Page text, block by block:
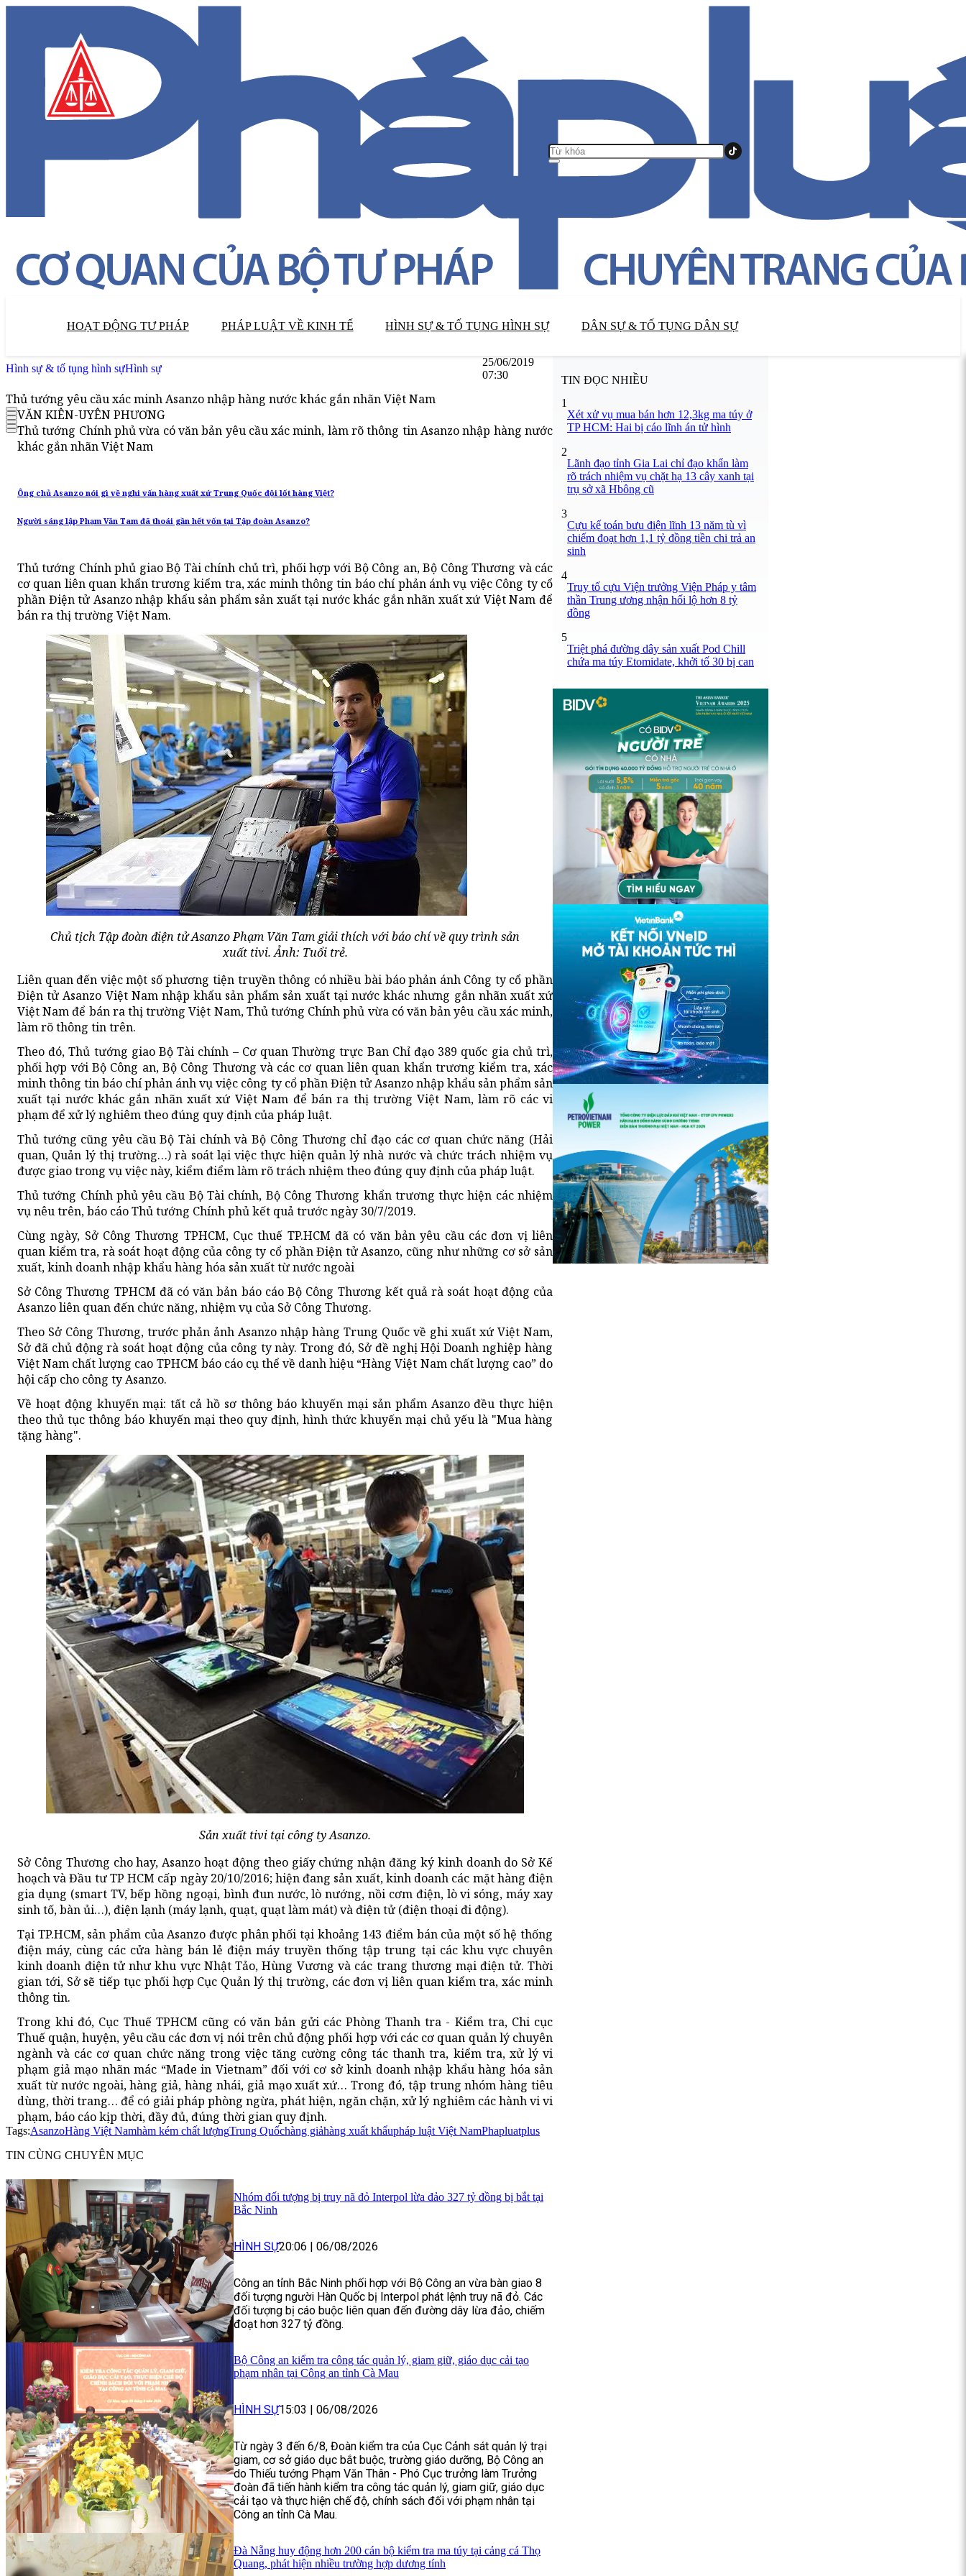
HOẠT ĐỘNG TƯ PHÁP PHÁP LUẬT VỀ KINH TẾ HÌNH SỰ & TỐ TỤNG HÌNH SỰ DÂN SỰ & TỐ TỤNG DÂN SỰ
Hình sự & tố tụng hình sựHình sự
25/06/2019
07:30
Thủ tướng yêu cầu xác minh Asanzo nhập hàng nước khác gắn nhãn Việt Nam
VĂN KIÊN-UYÊN PHƯƠNG
Thủ tướng Chính phủ vừa có văn bản yêu cầu xác minh, làm rõ thông tin Asanzo nhập hàng nước
khác gắn nhãn Việt Nam
Ông chủ Asanzo nói gì về nghi vấn hàng xuất xứ Trung Quốc đội lốt hàng Việt?
Người sáng lập Phạm Văn Tam đã thoái gần hết vốn tại Tập đoàn Asanzo?
Thủ tướng Chính phủ giao Bộ Tài chính chủ trì, phối hợp với Bộ Công an, Bộ Công Thương và các
cơ quan liên quan khẩn trương kiểm tra, xác minh thông tin báo chí phản ánh vụ việc Công ty cổ
phần Điện tử Asanzo nhập khẩu sản phẩm sản xuất tại nước khác gắn nhãn xuất xứ Việt Nam để
bán ra thị trường Việt Nam.
Chủ tịch Tập đoàn điện tử Asanzo Phạm Văn Tam giải thích với báo chí về quy trình sản
xuất tivi. Ảnh: Tuổi trẻ.
Liên quan đến việc một số phương tiện truyền thông có nhiều bài báo phản ánh Công ty cổ phần
Điện tử Asanzo Việt Nam nhập khẩu sản phẩm sản xuất tại nước khác nhưng gắn nhãn xuất xứ
Việt Nam để bán ra thị trường Việt Nam, Thủ tướng Chính phủ vừa có văn bản yêu cầu xác minh,
làm rõ thông tin trên.
Theo đó, Thủ tướng giao Bộ Tài chính – Cơ quan Thường trực Ban Chỉ đạo 389 quốc gia chủ trì,
phối hợp với Bộ Công an, Bộ Công Thương và các cơ quan liên quan khẩn trương kiểm tra, xác
minh thông tin báo chí phản ánh vụ việc công ty cổ phần Điện tử Asanzo nhập khẩu sản phẩm sản
xuất tại nước khác gắn nhãn xuất xứ Việt Nam để bán ra thị trường Việt Nam, làm rõ các vi
phạm để xử lý nghiêm theo đúng quy định của pháp luật.
Thủ tướng cũng yêu cầu Bộ Tài chính và Bộ Công Thương chỉ đạo các cơ quan chức năng (Hải
quan, Quản lý thị trường…) rà soát lại việc thực hiện quản lý nhà nước và chức trách nhiệm vụ
được giao trong vụ việc này, kiểm điểm làm rõ trách nhiệm theo đúng quy định của pháp luật.
Thủ tướng Chính phủ yêu cầu Bộ Tài chính, Bộ Công Thương khẩn trương thực hiện các nhiệm
vụ nêu trên, báo cáo Thủ tướng Chính phủ kết quả trước ngày 30/7/2019.
Cùng ngày, Sở Công Thương TPHCM, Cục thuế TP.HCM đã có văn bản yêu cầu các đơn vị liên
quan kiểm tra, rà soát hoạt động của công ty cổ phần Điện tử Asanzo, cũng như những cơ sở sản
xuất, kinh doanh nhập khẩu hàng hóa sản xuất từ nước ngoài
Sở Công Thương TPHCM đã có văn bản báo cáo Bộ Công Thương kết quả rà soát hoạt động của
Asanzo liên quan đến chức năng, nhiệm vụ của Sở Công Thương.
Theo Sở Công Thương, trước phản ảnh Asanzo nhập hàng Trung Quốc về ghi xuất xứ Việt Nam,
Sở đã chủ động rà soát hoạt động của công ty này. Trong đó, Sở đề nghị Hội Doanh nghiệp hàng
Việt Nam chất lượng cao TPHCM báo cáo cụ thể về danh hiệu “Hàng Việt Nam chất lượng cao” do
hội cấp cho công ty Asanzo.
Về hoạt động khuyến mại: tất cả hồ sơ thông báo khuyến mại sản phẩm Asanzo đều thực hiện
theo thủ tục thông báo khuyến mại theo quy định, hình thức khuyến mại chủ yếu là "Mua hàng
tặng hàng".
Sản xuất tivi tại công ty Asanzo.
Sở Công Thương cho hay, Asanzo hoạt động theo giấy chứng nhận đăng ký kinh doanh do Sở Kế
hoạch và Đầu tư TP HCM cấp ngày 20/10/2016; hiện đang sản xuất, kinh doanh các mặt hàng điện
gia dụng (smart TV, bếp hồng ngoại, bình đun nước, lò nướng, nồi cơm điện, lò vi sóng, máy xay
sinh tố, bàn ủi…), điện lạnh (máy lạnh, quạt, quạt làm mát) và điện tử (điện thoại đi động).
Tại TP.HCM, sản phẩm của Asanzo được phân phối tại khoảng 143 điểm bán của một số hệ thống
điện máy, cùng các cửa hàng bán lẻ điện máy truyền thống tập trung tại các khu vực chuyên
kinh doanh điện tử như khu vực Nhật Tảo, Hùng Vương và các trang thương mại điện tử. Thời
gian tới, Sở sẽ tiếp tục phối hợp Cục Quản lý thị trường, các đơn vị liên quan kiểm tra, xác minh
thông tin.
Trong khi đó, Cục Thuế TPHCM cũng có văn bản gửi các Phòng Thanh tra - Kiểm tra, Chi cục
Thuế quận, huyện, yêu cầu các đơn vị nói trên chủ động phối hợp với các cơ quan quản lý chuyên
ngành và các cơ quan chức năng trong việc tăng cường công tác thanh tra, kiểm tra, xử lý vi
phạm giả mạo nhãn mác “Made in Vietnam” đối với cơ sở kinh doanh nhập khẩu hàng hóa sản
xuất từ nước ngoài, hàng giả, hàng nhái, giả mạo xuất xứ… Trong đó, tập trung nhóm hàng tiêu
dùng, thời trang… để có giải pháp phòng ngừa, phát hiện, ngăn chặn, xử lý nghiêm các hành vi vi
phạm, báo cáo kịp thời, đầy đủ, đúng thời gian quy định.
Tags:AsanzoHàng Việt Namhàm kém chất lượngTrung Quốchàng giảhàng xuất khẩupháp luật Việt NamPhapluatplus
TIN CÙNG CHUYÊN MỤC
Nhóm đối tượng bị truy nã đỏ Interpol lừa đảo 327 tỷ đồng bị bắt tại
Bắc Ninh
HÌNH SỰ20:06 | 06/08/2026
Công an tỉnh Bắc Ninh phối hợp với Bộ Công an vừa bàn giao 8
đối tượng người Hàn Quốc bị Interpol phát lệnh truy nã đỏ. Các
đối tượng bị cáo buộc liên quan đến đường dây lừa đảo, chiếm
đoạt hơn 327 tỷ đồng.
Bộ Công an kiểm tra công tác quản lý, giam giữ, giáo dục cải tạo
phạm nhân tại Công an tỉnh Cà Mau
HÌNH SỰ15:03 | 06/08/2026
Từ ngày 3 đến 6/8, Đoàn kiểm tra của Cục Cảnh sát quản lý trại
giam, cơ sở giáo dục bắt buộc, trường giáo dưỡng, Bộ Công an
do Thiếu tướng Phạm Văn Thân - Phó Cục trưởng làm Trưởng
đoàn đã tiến hành kiểm tra công tác quản lý, giam giữ, giáo dục
cải tạo và thực hiện chế độ, chính sách đối với phạm nhân tại
Công an tỉnh Cà Mau.
Đà Nẵng huy động hơn 200 cán bộ kiểm tra ma túy tại cảng cá Thọ
Quang, phát hiện nhiều trường hợp dương tính
TIN ĐỌC NHIỀU
1
Xét xử vụ mua bán hơn 12,3kg ma túy ở
TP HCM: Hai bị cáo lĩnh án tử hình
2
Lãnh đạo tỉnh Gia Lai chỉ đạo khẩn làm
rõ trách nhiệm vụ chặt hạ 13 cây xanh tại
trụ sở xã Hbông cũ
3
Cựu kế toán bưu điện lĩnh 13 năm tù vì
chiếm đoạt hơn 1,1 tỷ đồng tiền chi trả an
sinh
4
Truy tố cựu Viện trưởng Viện Pháp y tâm
thần Trung ương nhận hối lộ hơn 8 tỷ
đồng
5
Triệt phá đường dây sản xuất Pod Chill
chứa ma túy Etomidate, khởi tố 30 bị can